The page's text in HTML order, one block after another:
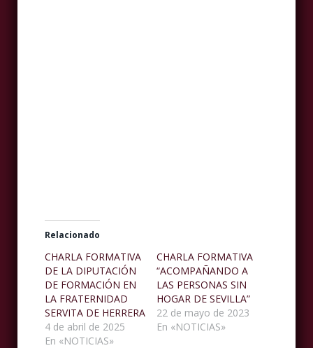
Relacionado
CHARLA FORMATIVA
DE LA DIPUTACIÓN
DE FORMACIÓN EN
LA FRATERNIDAD
SERVITA DE HERRERA
4 de abril de 2025
En «NOTICIAS»
CHARLA FORMATIVA
“ACOMPAÑANDO A
LAS PERSONAS SIN
HOGAR DE SEVILLA”
22 de mayo de 2023
En «NOTICIAS»